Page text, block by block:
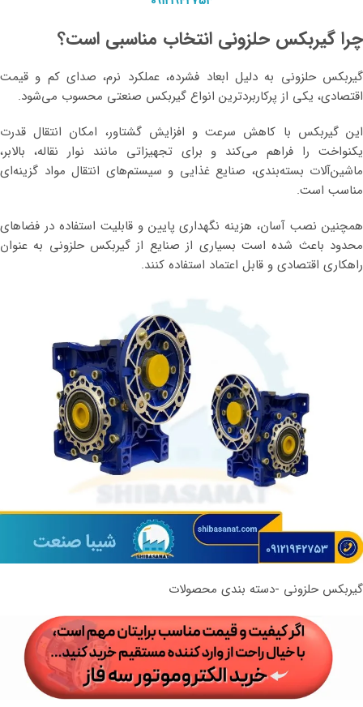
چرا گیربکس حلزونی انتخاب مناسبی است؟
گیربکس حلزونی به دلیل ابعاد فشرده، عملکرد نرم، صدای کم و قیمت
اقتصادی، یکی از پرکاربردترین انواع گیربکس صنعتی محسوب می‌شود.
این گیربکس با کاهش سرعت و افزایش گشتاور، امکان انتقال قدرت
یکنواخت را فراهم می‌کند و برای تجهیزاتی مانند نوار نقاله، بالابر،
ماشین‌آلات بسته‌بندی، صنایع غذایی و سیستم‌های انتقال مواد گزینه‌ای
مناسب است.
همچنین نصب آسان، هزینه نگهداری پایین و قابلیت استفاده در فضاهای
محدود باعث شده است بسیاری از صنایع از گیربکس حلزونی به عنوان
راهکاری اقتصادی و قابل اعتماد استفاده کنند.
گیربکس حلزونی -دسته بندی محصولات